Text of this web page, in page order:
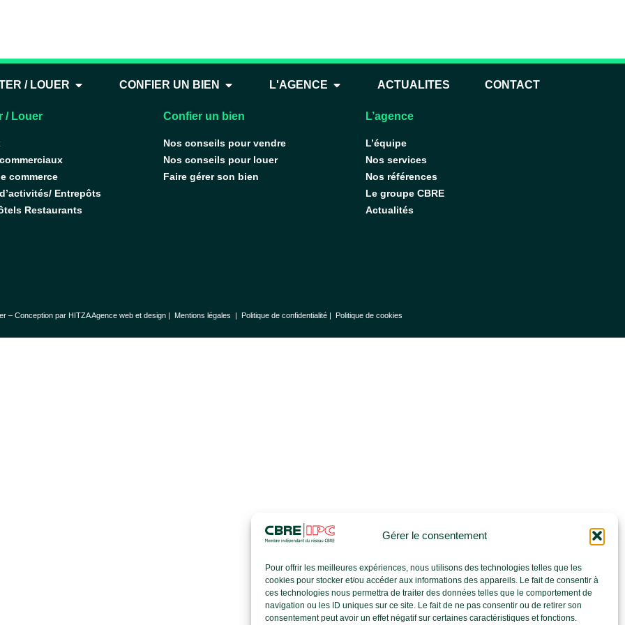
Gérer le consentement
Pour offrir les meilleures expériences, nous utilisons des technologies telles que les
cookies pour stocker et/ou accéder aux informations des appareils. Le fait de consentir à
ces technologies nous permettra de traiter des données telles que le comportement de
navigation ou les ID uniques sur ce site. Le fait de ne pas consentir ou de retirer son
consentement peut avoir un effet négatif sur certaines caractéristiques et fonctions.
/ LOUER CONFIER UN BIEN L'AGENCE ACTUALITES CONTACT
/ Louer
commerce
Entrepôts
Restaurants
Confier un bien
Nos conseils pour vendre
Nos conseils pour louer
Faire gérer son bien
L’agence
L’équipe
Nos services
Nos références
Le groupe CBRE
Actualités
– Conception par HITZA Agence web et design | Mentions légales | Politique de confidentialité | Politique de cookies